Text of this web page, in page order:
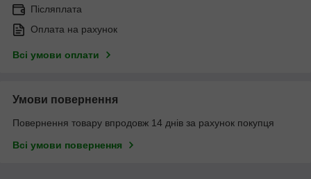
Післяплата
Оплата на рахунок
Всі умови оплати
Умови повернення
Повернення товару впродовж 14 днів за рахунок покупця
Всі умови повернення